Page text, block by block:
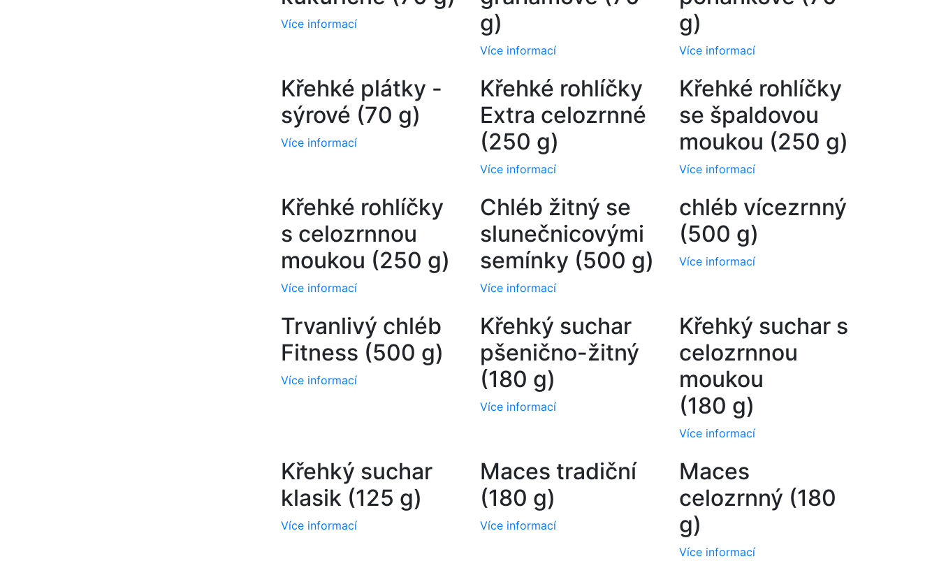
Více informací
g)
Více informací
g)
Více informací
Křehké plátky -
sýrové (70 g)
Více informací
Křehké rohlíčky
Extra celozrnné
(250 g)
Více informací
Křehké rohlíčky
se špaldovou
moukou (250 g)
Více informací
Křehké rohlíčky
s celozrnnou
moukou (250 g)
Více informací
Chléb žitný se
slunečnicovými
semínky (500 g)
Více informací
chléb vícezrnný
(500 g)
Více informací
Trvanlivý chléb
Fitness (500 g)
Více informací
Křehký suchar
pšenično-žitný
(180 g)
Více informací
Křehký suchar s
celozrnnou
moukou
(180 g)
Více informací
Křehký suchar
klasik (125 g)
Více informací
Maces tradiční
(180 g)
Více informací
Maces
celozrnný (180
g)
Více informací